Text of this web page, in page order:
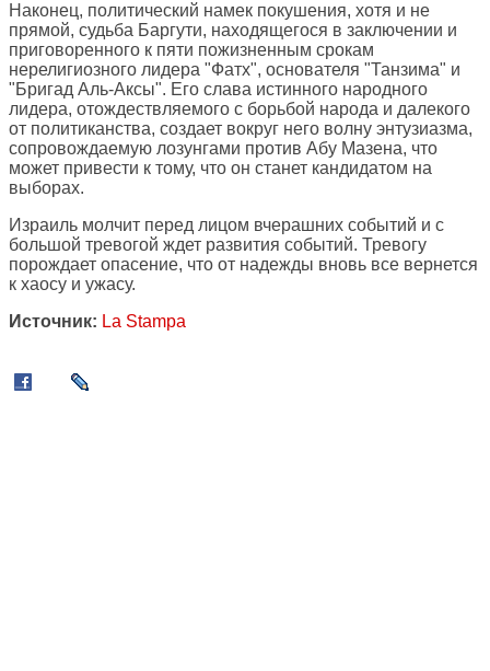
Наконец, политический намек покушения, хотя и не
прямой, судьба Баргути, находящегося в заключении и
приговоренного к пяти пожизненным срокам
нерелигиозного лидера "Фатх", основателя "Танзима" и
"Бригад Аль-Аксы". Его слава истинного народного
лидера, отождествляемого с борьбой народа и далекого
от политиканства, создает вокруг него волну энтузиазма,
сопровождаемую лозунгами против Абу Мазена, что
может привести к тому, что он станет кандидатом на
выборах.
Израиль молчит перед лицом вчерашних событий и с
большой тревогой ждет развития событий. Тревогу
порождает опасение, что от надежды вновь все вернется
к хаосу и ужасу.
Источник: La Stampa